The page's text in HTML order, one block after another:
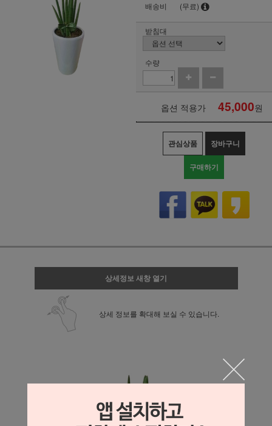
배송비
(무료)
받침대
수량
옵션 적용가 45,000원
관심상품 장바구니
구매하기
상세정보 새창 열기
상세 정보를 확대해 보실 수 있습니다.